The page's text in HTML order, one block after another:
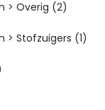
> Overig (2)
> Stofzuigers (1)